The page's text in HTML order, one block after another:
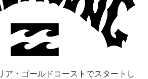
ア・ゴールドコーストでスタートし